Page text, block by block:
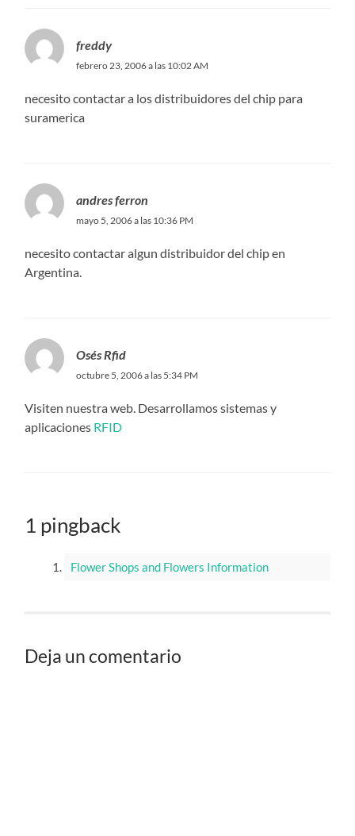
freddy
febrero 23, 2006 a las 10:02 AM
necesito contactar a los distribuidores del chip para
suramerica
andres ferron
mayo 5, 2006 a las 10:36 PM
necesito contactar algun distribuidor del chip en
Argentina.
Osés Rfid
octubre 5, 2006 a las 5:34 PM
Visiten nuestra web. Desarrollamos sistemas y
aplicaciones RFID
1 pingback
Flower Shops and Flowers Information
Deja un comentario